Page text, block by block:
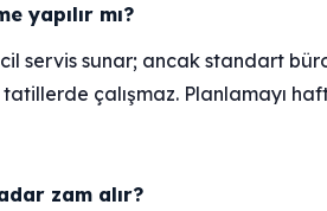
yapılır mı?
acil servis sunar; ancak standart
çalışmaz. Planlamayı
zam alır?